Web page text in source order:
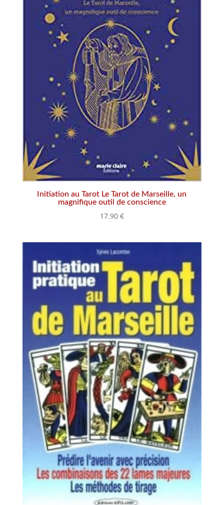
Initiation au Tarot Le Tarot de Marseille, un
magnifique outil de conscience
17.90 €